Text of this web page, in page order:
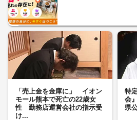
「売上金を金庫に」 イオン
モール熊本で死亡の22歳女
性 勤務店運営会社の指示受
け...
特
会
県